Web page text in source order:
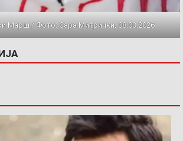
Марш / Фото: Сара Митрички, 08.03.2026